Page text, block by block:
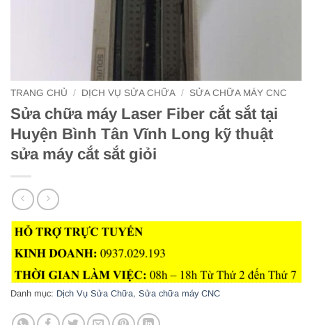
TRANG CHỦ / DỊCH VỤ SỬA CHỮA / SỬA CHỮA MÁY CNC
Sửa chữa máy Laser Fiber cắt sắt tại
Huyện Bình Tân Vĩnh Long kỹ thuật
sửa máy cắt sắt giỏi
Danh mục: Dịch Vụ Sửa Chữa, Sửa chữa máy CNC